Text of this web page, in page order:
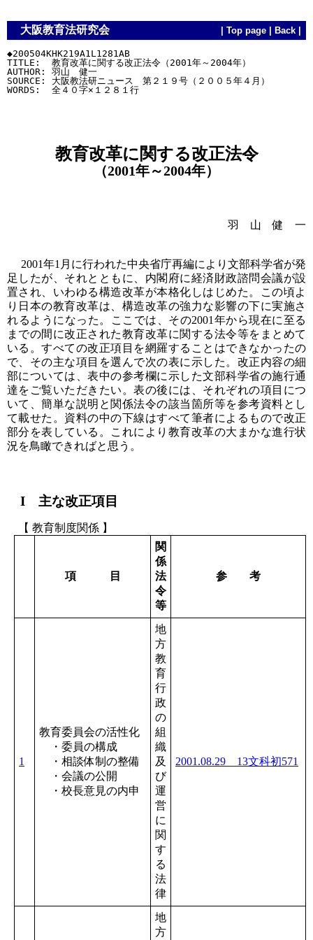
大阪教育法研究会 Top page Back
◆200504KHK219A1L1281AB
TITLE:  教育改革に関する改正法令（2001年～2004年）
AUTHOR: 羽山　健一
SOURCE: 大阪教法研ニュース　第２１９号（２００５年４月）
教育改革に関する改正法令
（2001年～2004年）
羽 山 健 一
2001年1月に行われた中央省庁再編により文部科学省が発
足したが、それとともに、内閣府に経済財政諮問会議が設
置され、いわゆる構造改革が本格化しはじめた。この頃よ
り日本の教育改革は、構造改革の強力な影響の下に実施さ
れるようになった。ここでは、その2001年から現在に至る
までの間に改正された教育改革に関する法令等をまとめて
いる。すべての改正項目を網羅することはできなかったの
で、その主な項目を選んで次の表に示した。改正内容の細
部については、表中の参考欄に示した文部科学省の施行通
達をご覧いただきたい。表の後には、それぞれの項目につ
いて、簡単な説明と関係法令の該当箇所等を参考資料とし
て載せた。資料の中の下線はすべて筆者によるもので改正
部分を表している。これにより教育改革の大まかな進行状
況を鳥瞰できればと思う。
I 主な改正項目
【 教育制度関係 】
項 目
関
係
法
令
等
参 考
1
教育委員会の活性化
・委員の構成
・相談体制の整備
・会議の公開
・校長意見の内申
地
方
教
育
行
政
の
組
織
及
び
運
営
に
関
す
る
法
律
2001.08.29 13文科初571
地
方